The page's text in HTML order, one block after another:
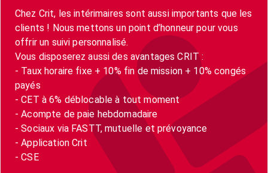
Chez Crit, les intérimaires sont aussi importants que les
clients ! Nous mettons un point d’honneur pour vous
offrir un suivi personnalisé.
Vous disposerez aussi des avantages CRIT :
- Taux horaire fixe + 10% fin de mission + 10% congés
payés
- CET à 6% déblocable à tout moment
- Acompte de paie hebdomadaire
- Sociaux via FASTT, mutuelle et prévoyance
- Application Crit
- CSE